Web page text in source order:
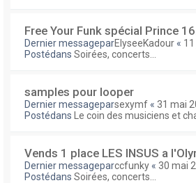
Free Your Funk spécial Prince
Dernier messageparElyseeKadour «
Postédans Soirées, concerts...
samples pour looper
Dernier messageparsexymf « 31 mai
Postédans
Le coin des musiciens et
Vends 1 place LES INSUS a
Dernier messageparccfunky « 30 mai
Postédans Soirées, concerts...